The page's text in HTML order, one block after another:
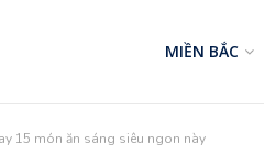
MIỀN BẮC
15 món ăn sáng siêu ngon này